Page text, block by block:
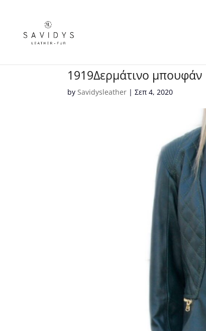
1919Δερμάτινο μπουφάν
bySavidysleather |Σεπ 4, 2020